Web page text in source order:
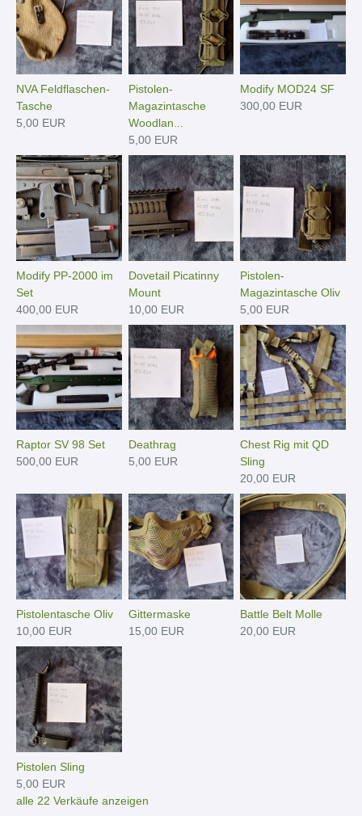
NVA Feldflaschen-
Tasche
5,00 EUR
Pistolen-
Magazintasche
Woodlan...
5,00 EUR
Modify MOD24 SF
300,00 EUR
Modify PP-2000 im
Set
400,00 EUR
Dovetail Picatinny
Mount
10,00 EUR
Pistolen-
Magazintasche Oliv
5,00 EUR
Raptor SV 98 Set
500,00 EUR
Deathrag
5,00 EUR
Chest Rig mit QD
Sling
20,00 EUR
Pistolentasche Oliv
10,00 EUR
Gittermaske
15,00 EUR
Battle Belt Molle
20,00 EUR
Pistolen Sling
5,00 EUR
alle 22 Verkäufe anzeigen